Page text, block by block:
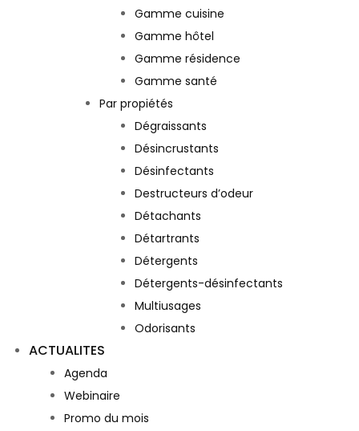
Gamme cuisine
Gamme hôtel
Gamme résidence
Gamme santé
Par propiétés
Dégraissants
Désincrustants
Désinfectants
Destructeurs d’odeur
Détachants
Détartrants
Détergents
Détergents-désinfectants
Multiusages
Odorisants
ACTUALITES
Agenda
Webinaire
Promo du mois